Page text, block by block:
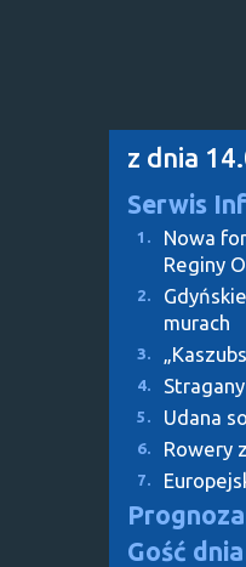
z dnia
Serwis
1.
Nowa
Reginy
2.
murach
3.
4.
5. Udana
6. Rowery
7.
Gość dnia